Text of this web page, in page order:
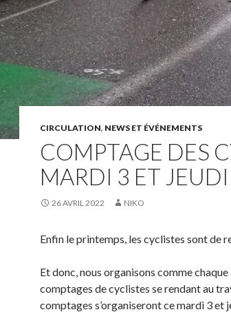
CIRCULATION, NEWS ET ÉVÉNEMENTS
COMPTAGE DES
MARDI 3 ET
26 AVRIL 2022 NIKO
Enfin le printemps, les cyclistes sont de
Et donc, nous organisons comme
comptages de cyclistes se rendant au
comptages s’organiseront ce mardi 3 et